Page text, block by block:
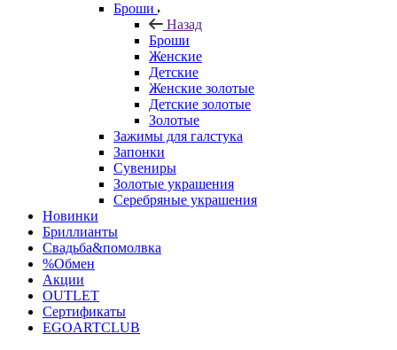
Броши
Назад
Броши
Женские
Детские
Женские золотые
Детские золотые
Золотые
Зажимы для галстука
Запонки
Сувениры
Золотые украшения
Серебряные украшения
Новинки
Бриллианты
Свадьба&помолвка
%Обмен
Акции
OUTLET
Сертификаты
EGOARTCLUB